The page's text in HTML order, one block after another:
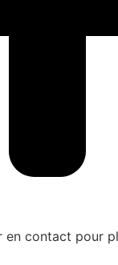
en contact pour